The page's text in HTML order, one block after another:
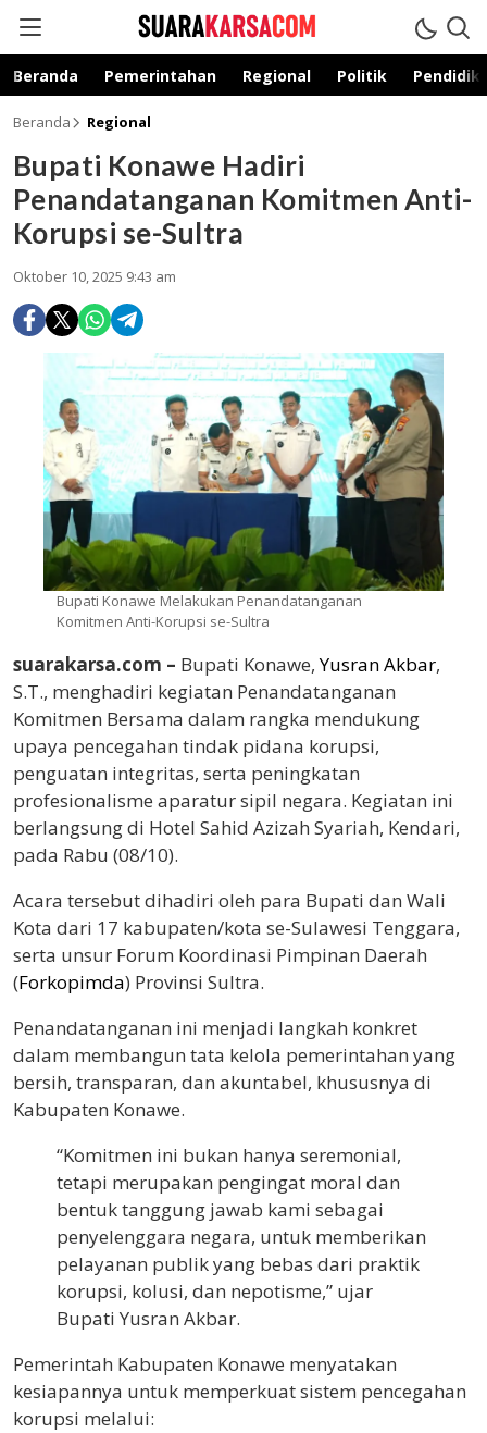
suarakarsa.com
Informasi terpercaya
Beranda Pemerintahan Regional Politik
Beranda Regional
Bupati Konawe Hadiri
Penandatanganan Komitmen Anti-
Korupsi se-Sultra
Oktober 10, 2025 9:43 am
Bupati Konawe Melakukan Penandatanganan
Komitmen Anti-Korupsi se-Sultra
suarakarsa.com – Bupati Konawe,Yusran Akbar,
S.T., menghadiri kegiatan Penandatanganan
Komitmen Bersama dalam rangka mendukung
upaya pencegahan tindak pidana korupsi,
penguatan integritas, serta peningkatan
profesionalisme aparatur sipil negara. Kegiatan ini
berlangsung di Hotel Sahid Azizah Syariah, Kendari,
pada Rabu (08/10).
Acara tersebut dihadiri oleh para Bupati dan Wali
Kota dari 17 kabupaten/kota se-Sulawesi Tenggara,
serta unsur Forum Koordinasi Pimpinan Daerah
(Forkopimda) Provinsi Sultra.
Penandatanganan ini menjadi langkah konkret
dalam membangun tata kelola pemerintahan yang
bersih, transparan, dan akuntabel, khususnya di
Kabupaten Konawe.
“Komitmen ini bukan hanya seremonial,
tetapi merupakan pengingat moral dan
bentuk tanggung jawab kami sebagai
penyelenggara negara, untuk memberikan
pelayanan publik yang bebas dari praktik
korupsi, kolusi, dan nepotisme,” ujar
Bupati Yusran Akbar.
Pemerintah Kabupaten Konawe menyatakan
kesiapannya untuk memperkuat sistem pencegahan
korupsi melalui: